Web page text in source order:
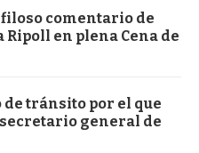
filoso comentario de
en plena Cena de
tránsito por el que
general de